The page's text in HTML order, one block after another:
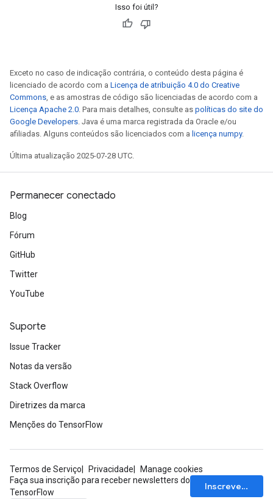
Isso foi útil?
Exceto no caso de indicação contrária, o conteúdo desta página é
licenciado de acordo com a Licença de atribuição 4.0 do Creative
Commons, e as amostras de código são licenciadas de acordo com a
Licença Apache 2.0. Para mais detalhes, consulte as políticas do site do
Google Developers. Java é uma marca registrada da Oracle e/ou
afiliadas. Alguns conteúdos são licenciados com a licença numpy.
Última atualização 2025-07-28 UTC.
Permanecer conectado
Blog
Fórum
GitHub
Twitter
YouTube
Suporte
Issue Tracker
Notas da versão
Stack Overflow
Diretrizes da marca
Menções do TensorFlow
Termos de Serviço Privacidade
Manage cookies
Faça sua inscrição para receber newsletters do
TensorFlow
Inscrever-se